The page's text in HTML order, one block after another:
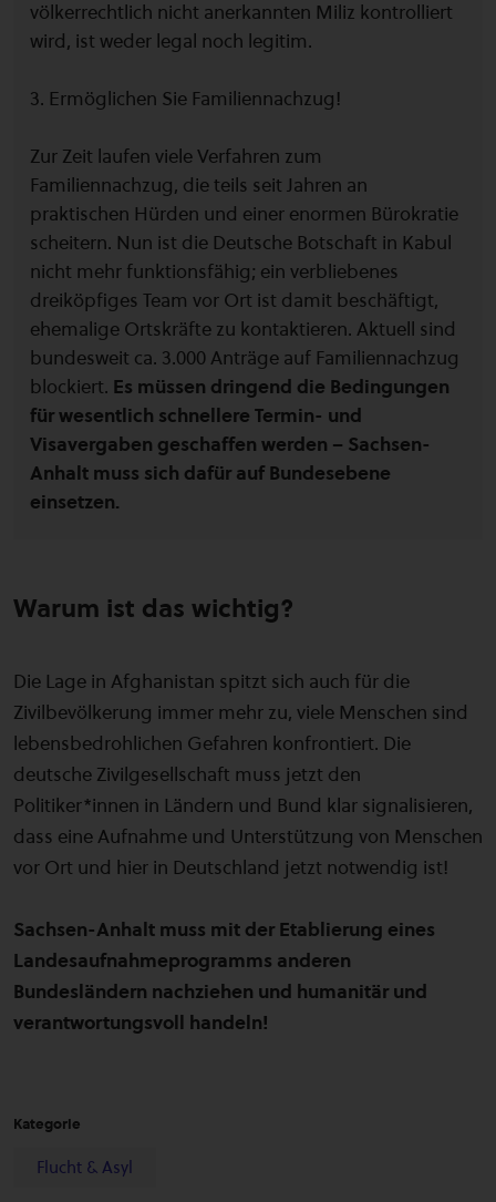
völkerrechtlich nicht anerkannten Miliz kontrolliert
wird, ist weder legal noch legitim.
3. Ermöglichen Sie Familiennachzug!
Zur Zeit laufen viele Verfahren zum
Familiennachzug, die teils seit Jahren an
praktischen Hürden und einer enormen Bürokratie
scheitern. Nun ist die Deutsche Botschaft in Kabul
nicht mehr funktionsfähig; ein verbliebenes
dreiköpfiges Team vor Ort ist damit beschäftigt,
ehemalige Ortskräfte zu kontaktieren. Aktuell sind
bundesweit ca. 3.000 Anträge auf Familiennachzug
blockiert. Es müssen dringend die Bedingungen
für wesentlich schnellere Termin- und
Visavergaben geschaffen werden – Sachsen-
Anhalt muss sich dafür auf Bundesebene
einsetzen.
Warum ist das wichtig?
Die Lage in Afghanistan spitzt sich auch für die
Zivilbevölkerung immer mehr zu, viele Menschen sind
lebensbedrohlichen Gefahren konfrontiert. Die
deutsche Zivilgesellschaft muss jetzt den
Politiker*innen in Ländern und Bund klar signalisieren,
dass eine Aufnahme und Unterstützung von Menschen
vor Ort und hier in Deutschland jetzt notwendig ist!
Sachsen-Anhalt muss mit der Etablierung eines
Landesaufnahmeprogramms anderen
Bundesländern nachziehen und humanitär und
verantwortungsvoll handeln!
Kategorie
Flucht & Asyl